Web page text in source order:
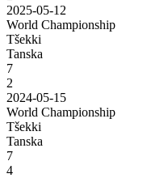
2025-05-12
World Championship
Tšekki
Tanska
7
2
2024-05-15
World Championship
Tšekki
Tanska
7
4